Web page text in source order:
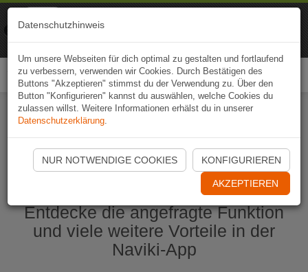
Naviki App jetzt öffnen
Entdecke die angefragte Funktion
und viele weitere Vorteile in der
Naviki-App
Datenschutzhinweis
Um unsere Webseiten für dich optimal zu gestalten und fortlaufend
zu verbessern, verwenden wir Cookies. Durch Bestätigen des
Buttons "Akzeptieren" stimmst du der Verwendung zu. Über den
Button "Konfigurieren" kannst du auswählen, welche Cookies du
zulassen willst. Weitere Informationen erhälst du in unserer
Datenschutzerklärung.
NUR NOTWENDIGE COOKIES KONFIGURIEREN
AKZEPTIEREN
Naviki